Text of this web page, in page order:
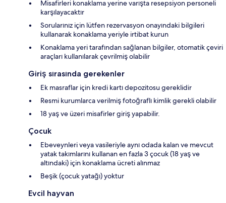
Misafirleri konaklama yerine varışta resepsiyon personeli
karşılayacaktır
Sorularınız için lütfen rezervasyon onayındaki bilgileri
kullanarak konaklama yeriyle irtibat kurun
Konaklama yeri tarafından sağlanan bilgiler, otomatik çeviri
araçları kullanılarak çevrilmiş olabilir
Giriş sırasında gerekenler
Ek masraflar için kredi kartı depozitosu gereklidir
Resmi kurumlarca verilmiş fotoğraflı kimlik gerekli olabilir
18 yaş ve üzeri misafirler giriş yapabilir.
Çocuk
Ebeveynleri veya vasileriyle aynı odada kalan ve mevcut
yatak takımlarını kullanan en fazla 3 çocuk (18 yaş ve
altındaki) için konaklama ücreti alınmaz
Beşik (çocuk yatağı) yoktur
Evcil hayvan